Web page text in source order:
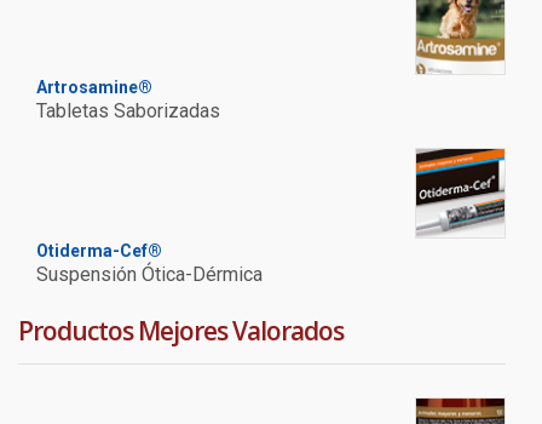
Artrosamine®
Tabletas Saborizadas
Otiderma-Cef®
Suspensión Ótica-Dérmica
Productos Mejores Valorados